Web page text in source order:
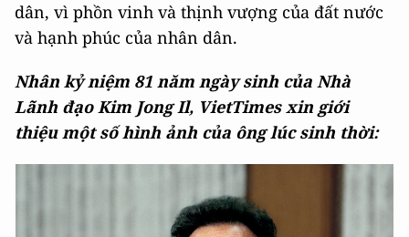
dân, vì phồn vinh và thịnh vượng của đất nước
và hạnh phúc của nhân dân.
Nhân kỷ niệm 81 năm ngày sinh của Nhà
Lãnh đạo Kim Jong Il, VietTimes xin giới
thiệu một số hình ảnh của ông lúc sinh thời: